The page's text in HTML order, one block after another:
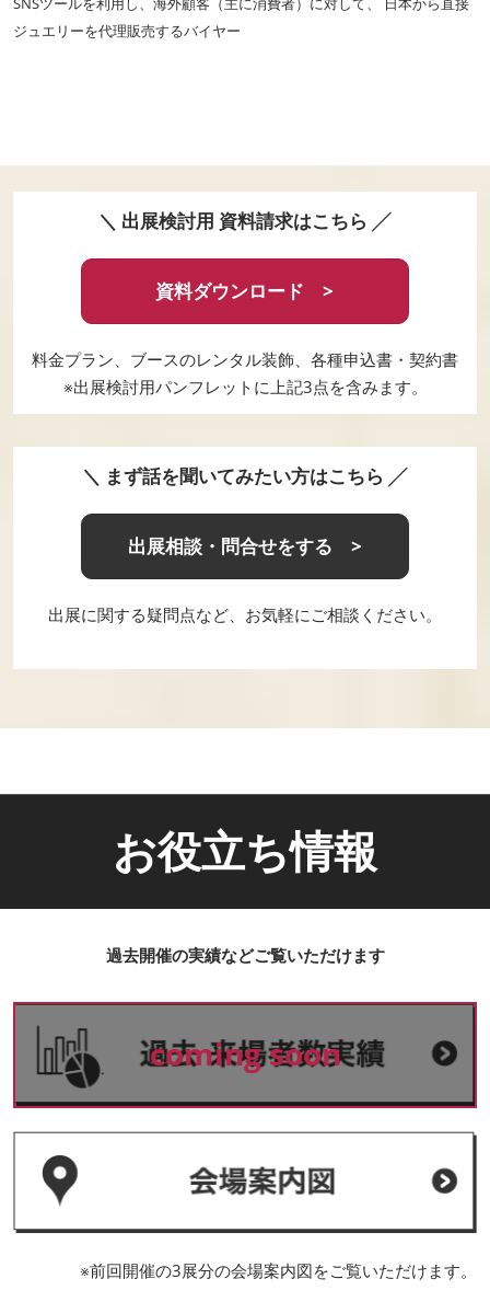
ジュエリーを代理販売するバイヤー
＼ 出展検討用 資料請求はこちら ╱
資料ダウンロード >
料金プラン、ブースのレンタル装飾、各種申込書・契約書
※出展検討用パンフレットに上記3点を含みます。
＼ まず話を聞いてみたい方はこちら ╱
出展相談・問合せをする >
出展に関する疑問点など、お気軽にご相談ください。
お役立ち情報
過去開催の実績などご覧いただけます
coming soon
※前回開催の3展分の会場案内図をご覧いただけます。